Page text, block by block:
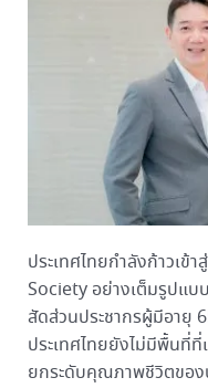
ประเทศไทยกำลังก้าวเ
Society อย่างเต็มรูปแบ
สัดส่วนประชากรผู้มีอายุ
ประเทศไทยยังไม่มีพื้นที่
ยกระดับคุณภาพชีวิตของ